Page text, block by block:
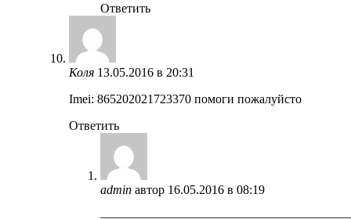
Ответить
Коля 13.05.2016 в 20:31
Imei: 865202021723370 помоги пожалуйсто
Ответить
admin автор 16.05.2016 в 08:19